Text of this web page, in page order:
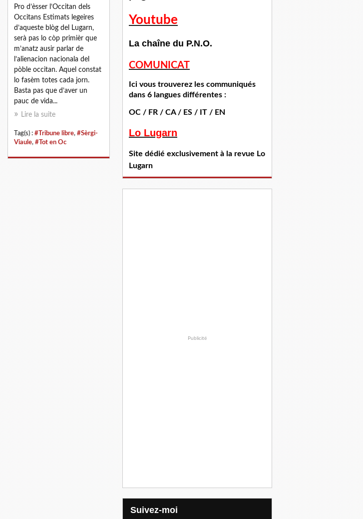
Pro d’èsser l’Occitan dels
Occitans Estimats legeires
d’aqueste blòg del Lugarn,
serà pas lo còp primièr que
m’anatz ausir parlar de
l’alienacion nacionala del
pòble occitan. Aquel constat
lo fasèm totes cada jorn.
Basta pas que d’aver un
pauc de vida...
Lire la suite
Tag(s) : #Tribune libre, #Sèrgi-
Viaule, #Tot en Oc
Youtube
La chaîne du P.N.O.
COMUNICAT
Ici vous trouverez les communiqués
dans 6 langues différentes :
OC / FR / CA / ES / IT / EN
Lo Lugarn
Site dédié exclusivement à la revue Lo
Lugarn
Publicité
Suivez-moi